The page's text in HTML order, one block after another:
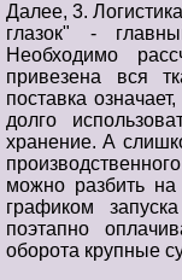
Далее, 3.
глазок" -
Необходимо
привезена вся
поставка
долго
хранение. А
можно разбить на
графиком
поэтапно
оборота крупные